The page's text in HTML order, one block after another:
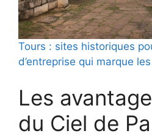
Tours : sites historiques
d’entreprise qui marque
Les
du Ciel de